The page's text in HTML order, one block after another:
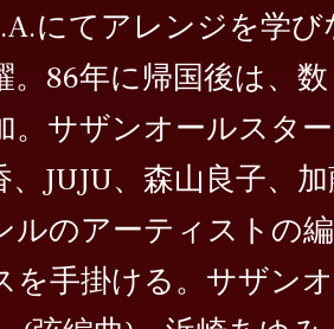
にてアレンジを学
。86年に帰国後は、
。サザンオールスタ
、JUJU、森山良子、
ルのアーティストの
を手掛ける。サザン